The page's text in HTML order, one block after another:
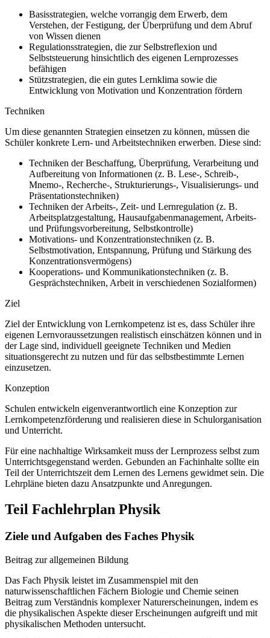
Basisstrategien, welche vorrangig dem Erwerb, dem
Verstehen, der Festigung, der Überprüfung und dem Abruf
von Wissen dienen
Regulationsstrategien, die zur Selbstreflexion und
Selbststeuerung hinsichtlich des eigenen Lernprozesses
befähigen
Stützstrategien, die ein gutes Lernklima sowie die
Entwicklung von Motivation und Konzentration fördern
Techniken
Um diese genannten Strategien einsetzen zu können, müssen die
Schüler konkrete Lern- und Arbeitstechniken erwerben. Diese sind:
Techniken der Beschaffung, Überprüfung, Verarbeitung und
Aufbereitung von Informationen (z. B. Lese-, Schreib-,
Mnemo-, Recherche-, Strukturierungs-, Visualisierungs- und
Präsentationstechniken)
Techniken der Arbeits-, Zeit- und Lernregulation (z. B.
Arbeitsplatzgestaltung, Hausaufgabenmanagement, Arbeits-
und Prüfungsvorbereitung, Selbstkontrolle)
Motivations- und Konzentrationstechniken (z. B.
Selbstmotivation, Entspannung, Prüfung und Stärkung des
Konzentrationsvermögens)
Kooperations- und Kommunikationstechniken (z. B.
Gesprächstechniken, Arbeit in verschiedenen Sozialformen)
Ziel
Ziel der Entwicklung von Lernkompetenz ist es, dass Schüler ihre
eigenen Lernvoraussetzungen realistisch einschätzen können und in
der Lage sind, individuell geeignete Techniken und Medien
situationsgerecht zu nutzen und für das selbstbestimmte Lernen
einzusetzen.
Konzeption
Schulen entwickeln eigenverantwortlich eine Konzeption zur
Lernkompetenzförderung und realisieren diese in Schulorganisation
und Unterricht.
Für eine nachhaltige Wirksamkeit muss der Lernprozess selbst zum
Unterrichtsgegenstand werden. Gebunden an Fachinhalte sollte ein
Teil der Unterrichtszeit dem Lernen des Lernens gewidmet sein. Die
Lehrpläne bieten dazu Ansatzpunkte und Anregungen.
Teil Fachlehrplan Physik
Ziele und Aufgaben des Faches Physik
Beitrag zur allgemeinen Bildung
Das Fach Physik leistet im Zusammenspiel mit den
naturwissenschaftlichen Fächern Biologie und Chemie seinen
Beitrag zum Verständnis komplexer Naturerscheinungen, indem es
die physikalischen Aspekte dieser Erscheinungen aufgreift und mit
physikalischen Methoden untersucht.